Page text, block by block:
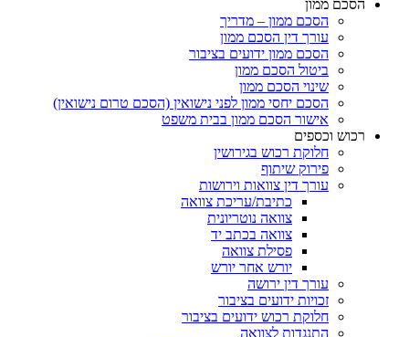
הסכם ממון
הסכם ממון – מדריך
עורך דין הסכם ממון
הסכם ממון ידועים בציבור
ביטול הסכם ממון
שינוי הסכם ממון
הסכם יחסי ממון לפני נישואין (הסכם טרום נישואין)
אישור הסכם ממון בבית משפט
רכוש וכספים
חלוקת רכוש בגירושין
פירוק שיתוף
עורך דין צוואות וירושות
כתיבת/עריכת צוואה
צוואה נוטריונית
צוואה בכתב יד
פסילת צוואה
יורש אחר יורש
עורך דין ירושה
זכויות ידועים בציבור
חלוקת רכוש ידועים בציבור
התנגדות לצוואה